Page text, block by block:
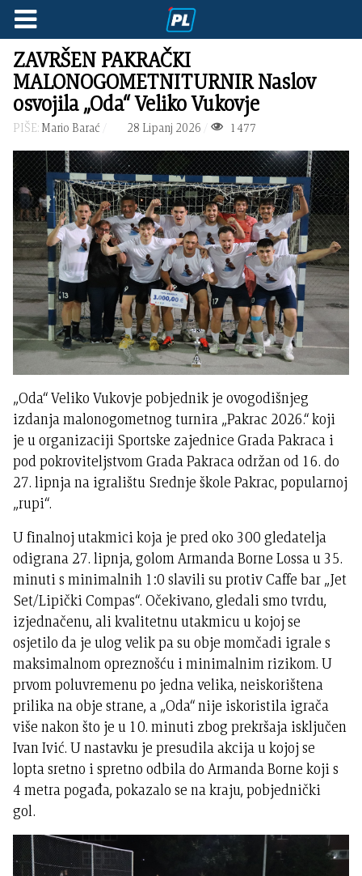
ZAVRŠEN PAKRAČKI
MALONOGOMETNITURNIR Naslov
osvojila „Oda“ Veliko Vukovje
PIŠE: Mario Barać 28 Lipanj 2026 1477
„Oda“ Veliko Vukovje pobjednik je ovogodišnjeg
izdanja malonogometnog turnira „Pakrac 2026.“ koji
je u organizaciji Sportske zajednice Grada Pakraca i
pod pokroviteljstvom Grada Pakraca održan od 16. do
27. lipnja na igralištu Srednje škole Pakrac, popularnoj
„rupi“.
U finalnoj utakmici koja je pred oko 300 gledatelja
odigrana 27. lipnja, golom Armanda Borne Lossa u 35.
minuti s minimalnih 1:0 slavili su protiv Caffe bar „Jet
Set/Lipički Compas“. Očekivano, gledali smo tvrdu,
izjednačenu, ali kvalitetnu utakmicu u kojoj se
osjetilo da je ulog velik pa su obje momčadi igrale s
maksimalnom opreznošću i minimalnim rizikom. U
prvom poluvremenu po jedna velika, neiskorištena
prilika na obje strane, a „Oda“ nije iskoristila igrača
više nakon što je u 10. minuti zbog prekršaja isključen
Ivan Ivić. U nastavku je presudila akcija u kojoj se
lopta sretno i spretno odbila do Armanda Borne koji s
4 metra pogađa, pokazalo se na kraju, pobjednički
gol.